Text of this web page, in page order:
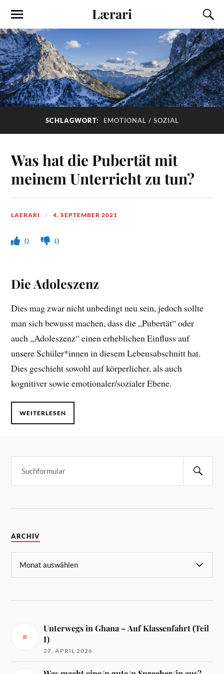
Lærari
SCHLAGWORT: EMOTIONAL / SOZIAL
Was hat die Pubertät mit
meinem Unterricht zu tun?
LAERARI 4. SEPTEMBER 2021
0 0
Die Adoleszenz
Dies mag zwar nicht unbedingt neu sein, jedoch sollte
man sich bewusst machen, dass die „Pubertät“ oder
auch „Adoleszenz“ einen erheblichen Einfluss auf
unsere Schüler*innen in diesem Lebensabschnitt hat.
Dies geschieht sowohl auf körperlicher, als auch
kognitiver sowie emotionaler/sozialer Ebene.
WEITERLESEN
ARCHIV
Unterwegs in Ghana – Auf Klassenfahrt (Teil
I)
27. APRIL 2026